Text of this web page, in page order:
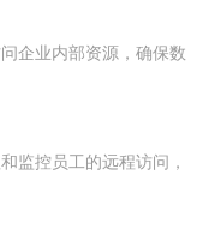
企业内部资源，确保数
监控员工的远程访问，